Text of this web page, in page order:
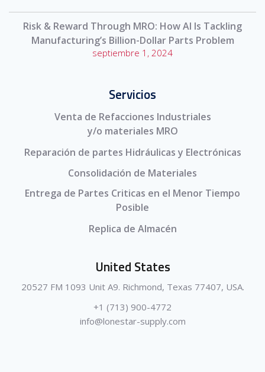
Risk & Reward Through MRO: How AI Is Tackling
Manufacturing’s Billion-Dollar Parts Problem
septiembre 1, 2024
Servicios
Venta de Refacciones Industriales
y/o materiales MRO
Reparación de partes Hidráulicas y Electrónicas
Consolidación de Materiales
Entrega de Partes Criticas en el Menor Tiempo
Posible
Replica de Almacén
United States
20527 FM 1093 Unit A9. Richmond, Texas 77407, USA.
+1 (713) 900-4772
info@lonestar-supply.com